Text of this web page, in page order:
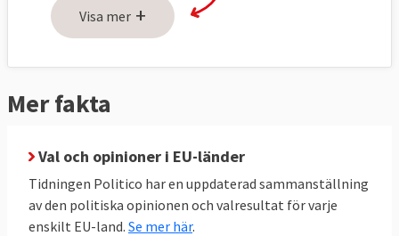
Visa mer +
Mer fakta
Val och opinioner i EU-länder
Tidningen Politico har en uppdaterad sammanställning
av den politiska opinionen och valresultat för varje
enskilt EU-land. Se mer här.